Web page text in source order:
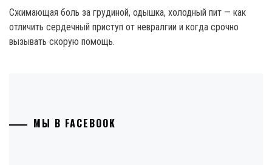
Сжимающая боль за грудиной, одышка, холодный пит — как
отличить сердечный приступ от невралгии и когда срочно
вызывать скорую помощь.
МЫ В FACEBOOK